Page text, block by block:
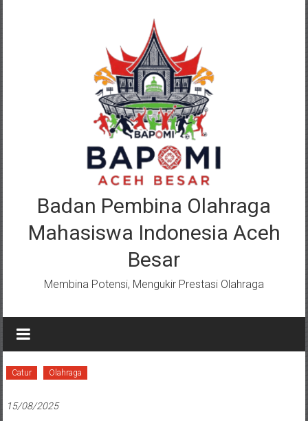
Badan Pembina Olahraga
Mahasiswa Indonesia Aceh
Besar
Membina Potensi, Mengukir Prestasi Olahraga
Catur Olahraga
15/08/2025